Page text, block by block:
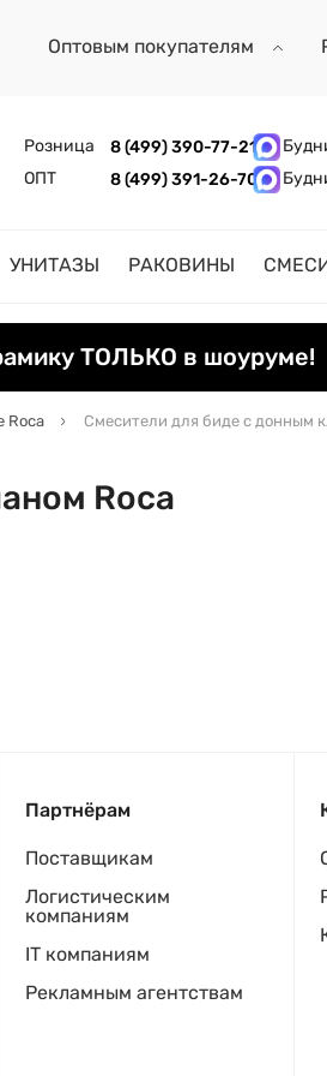
Оптовым покупателям
Розница 8 (499) 390-77-21
ОПТ
8 (499) 391-26-70
УНИТАЗЫ РАКОВИНЫ
ТОЛЬКО в шоуруме!
Roca Смесители для биде с донным
Roca
Партнёрам
Поставщикам
Логистическим
компаниям
IT компаниям
Рекламным агентствам